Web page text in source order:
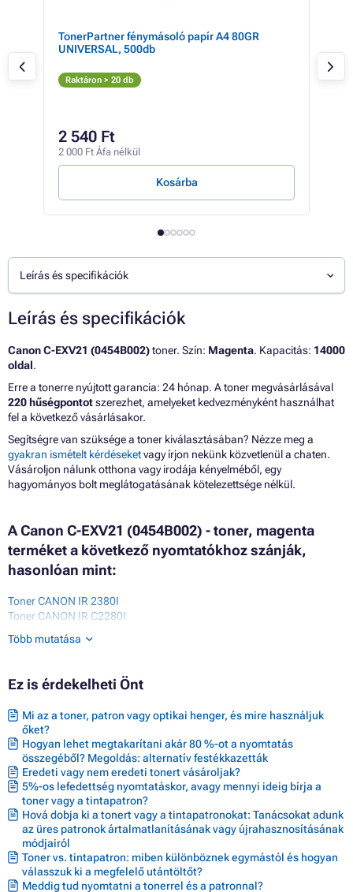
TonerPartner fénymásoló papír A4 80GR
UNIVERSAL, 500db
Raktáron > 20 db
2 540 Ft
2 000 Ft Áfa nélkül
Kosárba
Leírás és specifikációk
Leírás és specifikációk
Canon C-EXV21 (0454B002)toner. Szín: Magenta. Kapacitás: 14000
oldal.
Erre a tonerre nyújtott garancia: 24 hónap. A toner megvásárlásával
220 hűségpontotszerezhet, amelyeket kedvezményként használhat
fel a következő vásárlásakor.
Segítségre van szüksége a toner kiválasztásában? Nézze meg a
gyakran ismételt kérdéseketvagy írjon nekünk közvetlenül a chaten.
Vásároljon nálunk otthona vagy irodája kényelméből, egy
hagyományos bolt meglátogatásának kötelezettsége nélkül.
A Canon C-EXV21 (0454B002) - toner, magenta
terméket a következő nyomtatókhoz szánják,
hasonlóan mint:
Toner CANON IR 2380I
Toner CANON IR C2280I
Toner CANON IR C2380I
Toner CANON IR C2550
Toner CANON IR C2880
Toner CANON IR C2880 SERIES
Toner CANON IR C2880 V2
Toner CANON IR C2880I
Toner CANON IR C3080
Toner CANON IR C3080I
Toner CANON IR C3380
Toner CANON IR C3380 SERIES
Toner CANON IR C3380I
Toner CANON IR C3400 SERIES
Toner CANON IR C3480
Toner CANON IR C3480I
Toner CANON IR C3500 SERIES
Toner CANON IR C3580
Toner CANON IR C3580 SERIES
Több mutatása
Ez is érdekelheti Önt
Mi az a toner, patron vagy optikai henger, és mire használjuk
őket?
Hogyan lehet megtakarítani akár 80 %-ot a nyomtatás
összegéből? Megoldás: alternatív festékkazetták
Eredeti vagy nem eredeti tonert vásároljak?
5%-os lefedettség nyomtatáskor, avagy mennyi ideig bírja a
toner vagy a tintapatron?
Hová dobja ki a tonert vagy a tintapatronokat: Tanácsokat adunk
az üres patronok ártalmatlanításának vagy újrahasznosításának
módjairól
Toner vs. tintapatron: miben különböznek egymástól és hogyan
válasszuk ki a megfelelő utántöltőt?
Meddig tud nyomtatni a tonerrel és a patronnal?